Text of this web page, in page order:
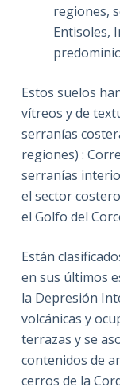
regiones,
Entisoles,
Estos suelos
vítreos y de
serranías
regiones) :
serranías
el sector
el Golfo del
Están
en sus últimos
la Depresión
volcánicas y
terrazas y se
contenidos de
cerros de la